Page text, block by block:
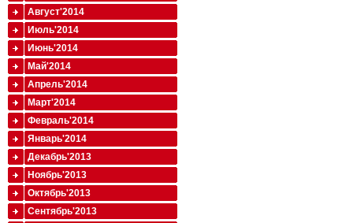
Август'2014
Июль'2014
Июнь'2014
Май'2014
Апрель'2014
Март'2014
Февраль'2014
Январь'2014
Декабрь'2013
Ноябрь'2013
Октябрь'2013
Сентябрь'2013